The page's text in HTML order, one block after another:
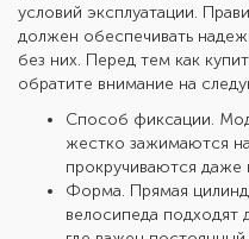
условий эксплуатации.
должен обеспечивать
без них. Перед тем как
обратите внимание на
Способ фиксации.
жестко зажимаются
прокручиваются даже
Форма. Прямая
велосипеда подходят